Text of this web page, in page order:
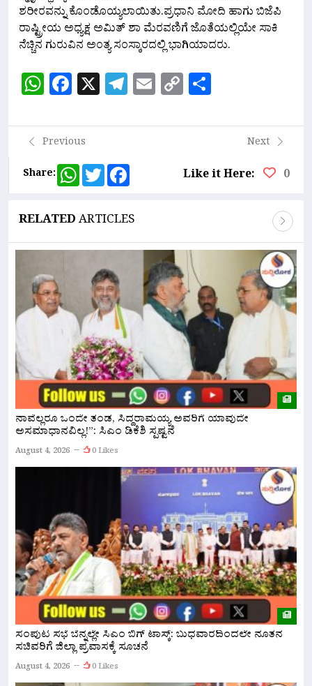
ಶರೀರವನ್ನು ಕೊಂಡೊಯ್ಯಲಾಯಿತು.ಪ್ರಧಾನಿ ಮೋದಿ ಹಾಗು ಬಿಜೆಪಿ‌
ರಾಷ್ಟ್ರೀಯ ಅಧ್ಯಕ್ಷ ಅಮಿತ್ ಶಾ ಮೆರವಣಿಗೆ ಜೊತೆಯಲ್ಲಿಯೇ ಸಾಕಿ
ನೆಚ್ಚಿನ ಗುರುವಿನ ಅಂತ್ಯ ಸಂಸ್ಕಾರದಲ್ಲಿ ಭಾಗಿಯಾದರು.
WhatsApp
Facebook
X Telegram
Email
Copy
Link
Previous
Next
Share:
WhatsApp
Twitter Like it Here: 0
RELATEDARTICLES
ನಾವೆಲ್ಲರೂ ಒಂದೇ ತಂಡ, ಸಿದ್ದರಾಮಯ್ಯ ಅವರಿಗೆ ಯಾವುದೇ
ಅಸಮಾಧಾನವಿಲ್ಲ!”: ಸಿಎಂ ಡಿಕೆಶಿ ಸ್ಪಷ್ಟನೆ
August 4, 2026 0 Likes
ಸಂಪುಟ ಸಭೆ ಬೆನ್ನಲ್ಲೇ ಸಿಎಂ ಬಿಗ್ ಟಾಸ್ಕ್: ಬುಧವಾರದಿಂದಲೇ ನೂತನ
ಸಚಿವರಿಗೆ ಜಿಲ್ಲಾ ಪ್ರವಾಸಕ್ಕೆ ಸೂಚನೆ
August 4, 2026 0 Likes